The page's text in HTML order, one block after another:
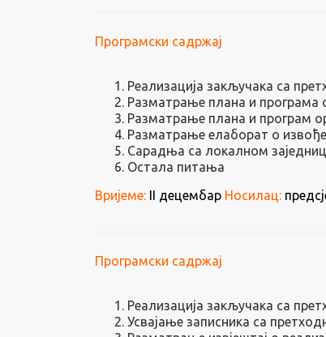
Програмски садржај
Реализација закључака са
Разматрање плана и програма
Разматрање плана и програм
Разматрање елаборат о
Сарадња са локалном
Остала питања
Вријеме: II децембар Носилац:
Програмски садржај
Реализација закључака са
Усвајање записника са